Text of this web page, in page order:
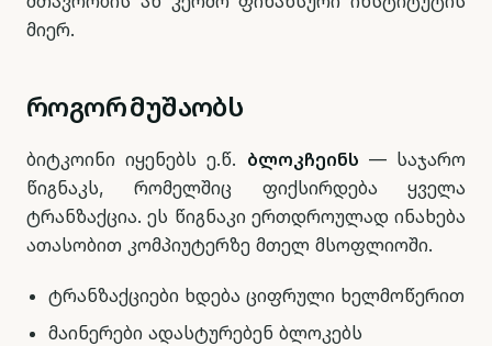
მიერ.
როგორ მუშაობს
ბიტკოინი იყენებს ე.წ. ბლოკჩეინს — საჯარო
წიგნაკს, რომელშიც ფიქსირდება ყველა
ტრანზაქცია. ეს წიგნაკი ერთდროულად ინახება
ათასობით კომპიუტერზე მთელ მსოფლიოში.
ტრანზაქციები ხდება ციფრული ხელმოწერით
მაინერები ადასტურებენ ბლოკებს